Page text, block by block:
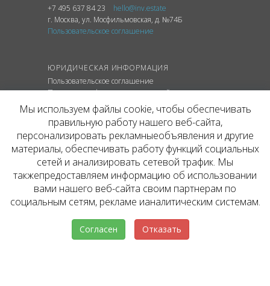
+7 495 637 84 23
hello@inv.estate
г. Москва, ул. Мосфильмовская, д. №74Б
Пользовательское соглашение
ЮРИДИЧЕСКАЯ ИНФОРМАЦИЯ
Пользовательское соглашение
Политика конфиденциальности сайта
Политика обработки персональных данных
© ОФИЦИАЛЬНЫЙ САЙТ КОМПАНИИ
INVESTATE, 2026
Представленная на сайте агентства информация,
в т.ч. стоимости объектов, носит информационный
характер и не является публичной офертой. Условия
аренды объекта могут быть изменены собственником
без уведомления.
Мы используем файлы cookie, чтобы обеспечивать
правильную работу нашего веб-сайта,
персонализировать рекламныеобъявления и другие
материалы, обеспечивать работу функций социальных
сетей и анализировать сетевой трафик. Мы
такжепредоставляем информацию об использовании
вами нашего веб-сайта своим партнерам по
социальным сетям, рекламе ианалитическим системам.
Согласен Отказать